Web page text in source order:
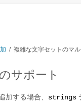
/ 複雑な文字セットのマ
サポート
する場合、 strings